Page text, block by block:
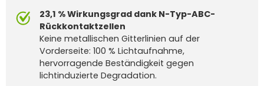
23,1 % Wirkungsgrad dank N-Typ-ABC-
Rückkontaktzellen
Keine metallischen Gitterlinien auf der
Vorderseite: 100 % Lichtaufnahme,
hervorragende Beständigkeit gegen
lichtinduzierte Degradation.